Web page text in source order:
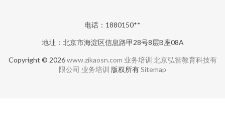
电话：1880150**
地址：北京市海淀区信息路甲28号8层B座08A
Copyright © 2026www.zikaosn.com 业务培训 北京弘智教育科技有
限公司 业务培训 版权所有Sitemap